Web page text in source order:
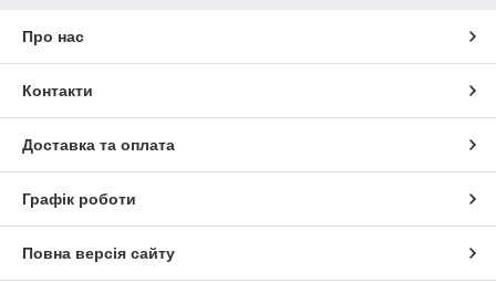
Про нас
Контакти
Доставка та оплата
Графік роботи
Повна версія сайту